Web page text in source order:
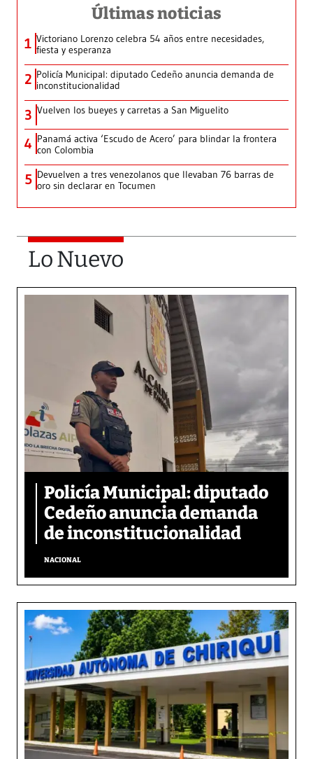
Últimas noticias
1 Victoriano Lorenzo celebra 54 años entre necesidades,
fiesta y esperanza
2 Policía Municipal: diputado Cedeño anuncia demanda de
inconstitucionalidad
3 Vuelven los bueyes y carretas a San Miguelito
4 Panamá activa ‘Escudo de Acero’ para blindar la frontera
con Colombia
5 Devuelven a tres venezolanos que llevaban 76 barras de
oro sin declarar en Tocumen
Lo Nuevo
Policía Municipal: diputado
Cedeño anuncia demanda
de inconstitucionalidad
NACIONAL